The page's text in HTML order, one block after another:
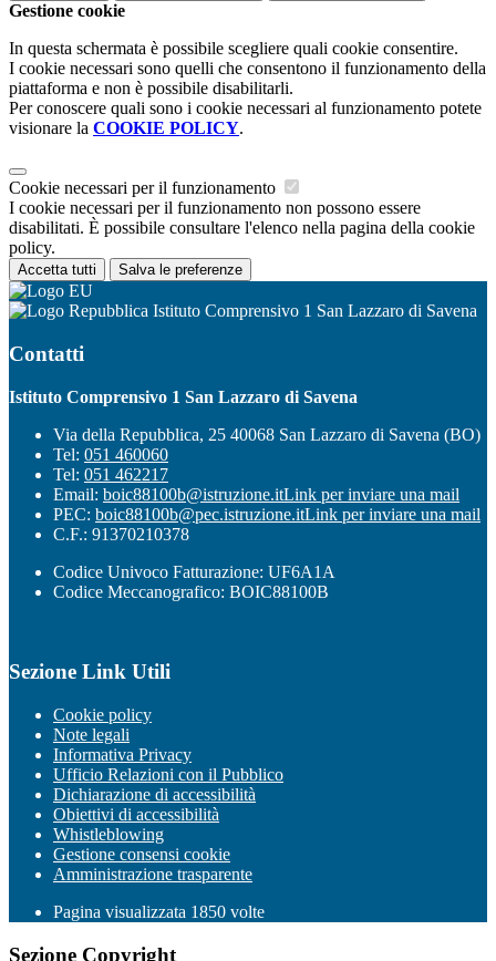
Gestione cookie
In questa schermata è possibile scegliere quali cookie consentire.
I cookie necessari sono quelli che consentono il funzionamento della
piattaforma e non è possibile disabilitarli.
Per conoscere quali sono i cookie necessari al funzionamento potete
visionare la COOKIE POLICY.
Cookie necessari per il funzionamento
I cookie necessari per il funzionamento non possono essere
disabilitati. È possibile consultare l'elenco nella pagina della cookie
policy.
Accetta tutti Salva le preferenze
Istituto Comprensivo 1 San Lazzaro di Savena
Contatti
Istituto Comprensivo 1 San Lazzaro di Savena
Via della Repubblica, 25 40068 San Lazzaro di Savena (BO)
Tel: 051 460060
Tel: 051 462217
Email: boic88100b@istruzione.itLink per inviare una mail
PEC: boic88100b@pec.istruzione.itLink per inviare una mail
C.F.: 91370210378
Codice Univoco Fatturazione: UF6A1A
Codice Meccanografico: BOIC88100B
Sezione Link Utili
Cookie policy
Note legali
Informativa Privacy
Ufficio Relazioni con il Pubblico
Dichiarazione di accessibilità
Obiettivi di accessibilità
Whistleblowing
Gestione consensi cookie
Amministrazione trasparente
Pagina visualizzata 1850 volte
Sezione Copyright